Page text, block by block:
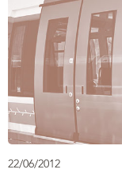
22/06/2012